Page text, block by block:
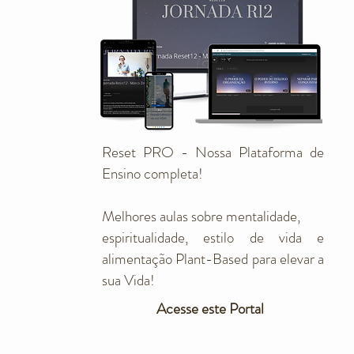
Reset PRO - Nossa Plataforma de
Ensino completa!
Melhores aulas sobre mentalidade,
espiritualidade, estilo de vida e
alimentação Plant-Based para elevar a
sua Vida!
Acesse este Portal